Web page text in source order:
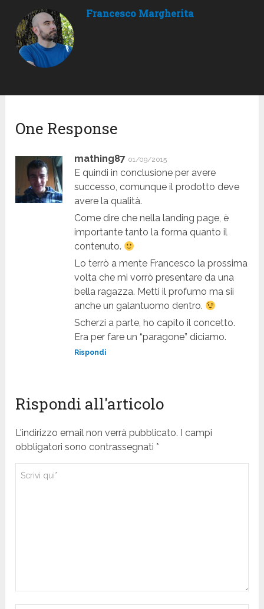
Francesco Margherita
One Response
mathing87 01/09/2015
E quindi in conclusione per avere
successo, comunque il prodotto deve
avere la qualità.
Come dire che nella landing page, è
importante tanto la forma quanto il
contenuto.
Lo terrò a mente Francesco la prossima
volta che mi vorrò presentare da una
bella ragazza. Metti il profumo ma sii
anche un galantuomo dentro.
Scherzi a parte, ho capito il concetto.
Era per fare un “paragone” diciamo.
Rispondi
Rispondi all'articolo
L'indirizzo email non verrà pubblicato. I campi
obbligatori sono contrassegnati *